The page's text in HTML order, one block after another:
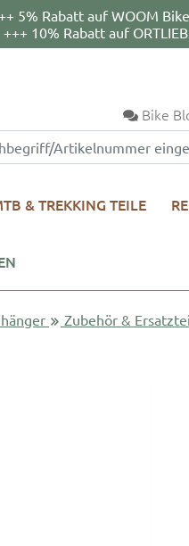
5% Rabatt auf WOOM
+++ 10% Rabatt auf
Bike
& TREKKING TEILE
Zubehör &